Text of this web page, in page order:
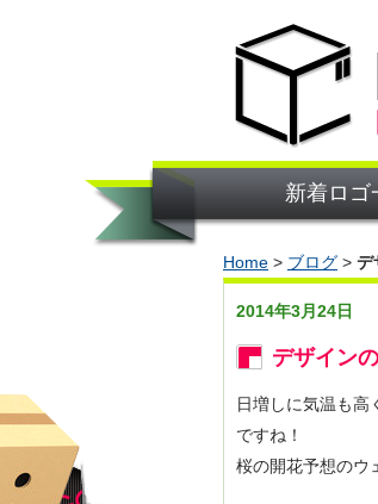
新着ロゴ
Home > ブログ > デ
2014年3月24日
デザイン
日増しに気温も高
ですね！
桜の開花予想のウ